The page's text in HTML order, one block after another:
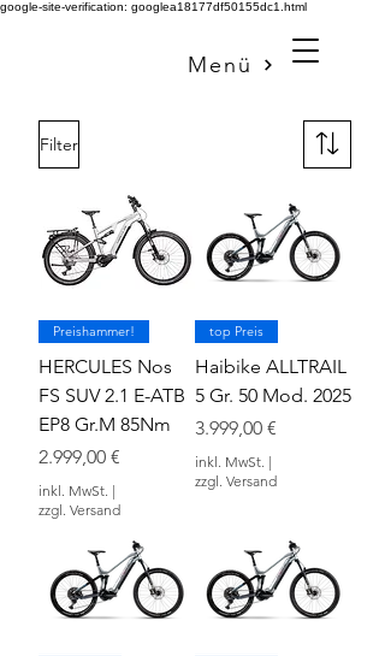
google-site-verification: googlea18177df50155dc1.html
Menü
Filter
Preishammer!
HERCULES Nos
FS SUV 2.1 E-ATB
EP8 Gr.M 85Nm
Preis
2.999,00 €
inkl. MwSt. |
zzgl. Versand
top Preis
Haibike ALLTRAIL
5 Gr. 50 Mod. 2025
Preis
3.999,00 €
inkl. MwSt. |
zzgl. Versand